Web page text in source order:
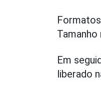
Tamanho
Em
liberado